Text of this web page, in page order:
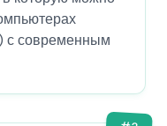
с современным